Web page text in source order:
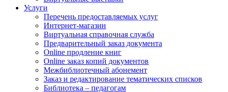
Услуги
Перечень предоставляемых услуг
Интернет-магазин
Виртуальная справочная служба
Предварительный заказ документа
Online продление книг
Online заказ копий документов
Межбиблиотечный абонемент
Заказ и редактирование тематических списков
Библиотека – педагогам